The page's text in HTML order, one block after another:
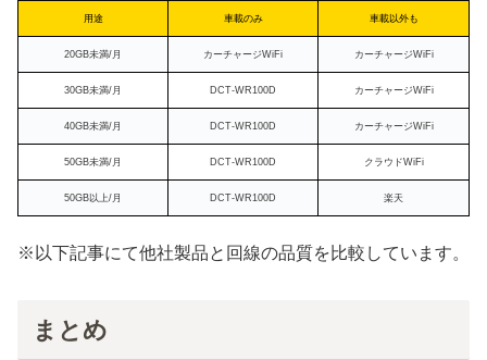
用途 車載のみ 車載以外も
20GB未満/月 カーチャージWiFi カーチャージWiFi
30GB未満/月 DCT-WR100D カーチャージWiFi
40GB未満/月 DCT-WR100D カーチャージWiFi
50GB未満/月 DCT-WR100D クラウドWiFi
50GB以上/月 DCT-WR100D 楽天
※以下記事にて他社製品と回線の品質を比較しています。
まとめ